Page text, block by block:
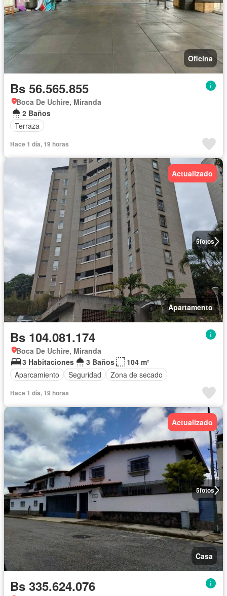
Oficina
Bs 56.565.855
Boca De Uchire, Miranda
2 Baños
Terraza
Hace 1 día, 19 horas
5fotos
Actualizado
Apartamento
Bs 104.081.174
Boca De Uchire, Miranda
3 Habitaciones
3 Baños
104 m²
Aparcamiento
Seguridad Zona de secado
Hace 1 día, 19 horas
5fotos
Actualizado
Casa
Bs 335.624.076